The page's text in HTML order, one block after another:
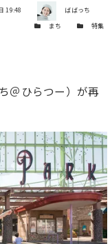
19:48 著者
ばばっち
カテゴリー
まち カテゴリー
特集
＠ひらつー）が再